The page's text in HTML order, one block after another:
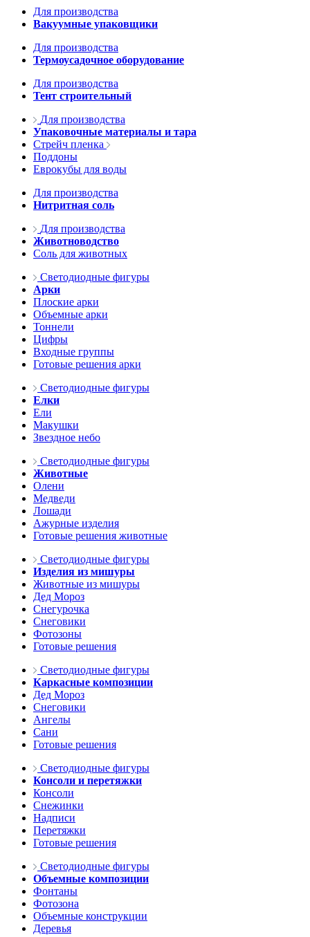
Для производства
Вакуумные упаковщики
Для производства
Термоусадочное оборудование
Для производства
Тент строительный
Для производства
Упаковочные материалы и тара
Стрейч пленка
Поддоны
Еврокубы для воды
Для производства
Нитритная соль
Для производства
Животноводство
Соль для животных
Светодиодные фигуры
Арки
Плоские арки
Объемные арки
Тоннели
Цифры
Входные группы
Готовые решения арки
Светодиодные фигуры
Елки
Ели
Макушки
Звездное небо
Светодиодные фигуры
Животные
Олени
Медведи
Лошади
Ажурные изделия
Готовые решения животные
Светодиодные фигуры
Изделия из мишуры
Животные из мишуры
Дед Мороз
Снегурочка
Снеговики
Фотозоны
Готовые решения
Светодиодные фигуры
Каркасные композиции
Дед Мороз
Снеговики
Ангелы
Сани
Готовые решения
Светодиодные фигуры
Консоли и перетяжки
Консоли
Снежинки
Надписи
Перетяжки
Готовые решения
Светодиодные фигуры
Объемные композиции
Фонтаны
Фотозона
Объемные конструкции
Деревья